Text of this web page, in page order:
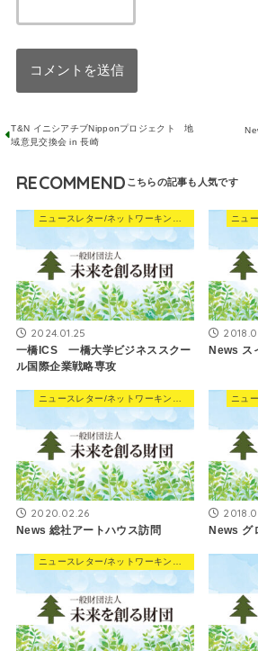
T&N イニシアチブNipponプロジェクト 地
域意見交換会 in 長崎
RECOMMEND
2024.01.25
一橋ICS 一橋大学ビジネススクー
ル国際企業戦略専攻
News ス
2020.02.26
News 総社アートハウス訪問 News グ
ニュースレター/ネットワーキングNews